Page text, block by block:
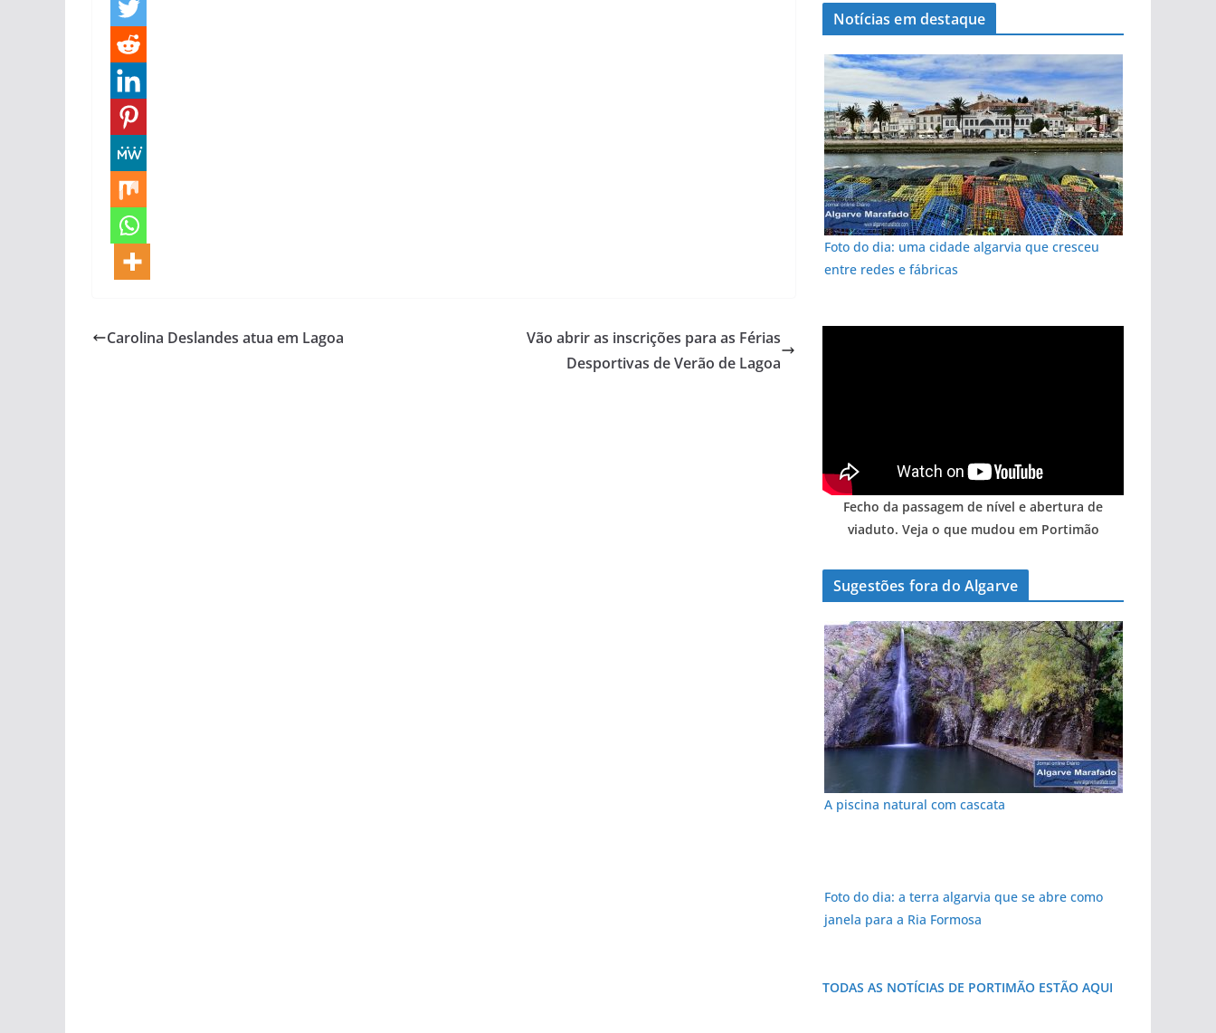
pub
pub
Carolina Deslandes atua em Lagoa
Vão abrir as inscrições para as Férias
Desportivas de Verão de Lagoa
Notícias em destaque
Foto do dia: uma cidade algarvia que cresceu
entre redes e fábricas
Fecho da passagem de nível e abertura de
viaduto. Veja o que mudou em Portimão
Sugestões fora do Algarve
A piscina natural com cascata
Foto do dia: a terra algarvia que se abre como
janela para a Ria Formosa
TODAS AS NOTÍCIAS DE PORTIMÃO ESTÃO AQUI